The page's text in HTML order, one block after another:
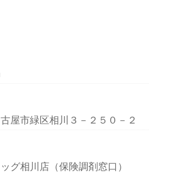
屋市緑区相川３－２５０－２
グ相川店（保険調剤窓口）